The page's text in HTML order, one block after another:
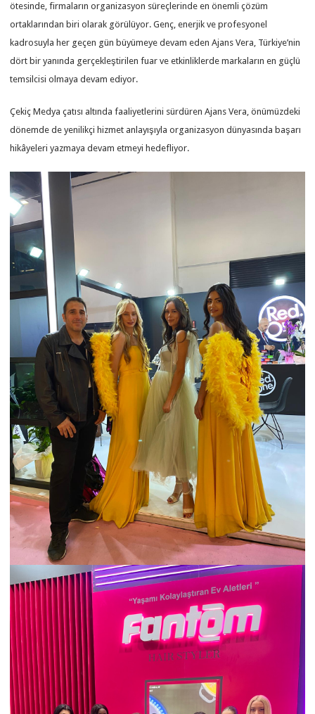
ötesinde, firmaların organizasyon süreçlerinde en önemli çözüm
ortaklarından biri olarak görülüyor. Genç, enerjik ve profesyonel
kadrosuyla her geçen gün büyümeye devam eden Ajans Vera, Türkiye’nin
dört bir yanında gerçekleştirilen fuar ve etkinliklerde markaların en güçlü
temsilcisi olmaya devam ediyor.
Çekiç Medya çatısı altında faaliyetlerini sürdüren Ajans Vera, önümüzdeki
dönemde de yenilikçi hizmet anlayışıyla organizasyon dünyasında başarı
hikâyeleri yazmaya devam etmeyi hedefliyor.